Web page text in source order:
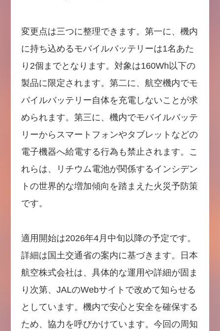
変更点は三つに整理できます。第一に、機内
に持ち込めるモバイルバッテリーは1名あた
り2個までとなります。対象は160Wh以下の
製品に限定されます。第二に、航空機内でモ
バイルバッテリー自体を充電しないことが求
められます。第三に、機内でモバイルバッテ
リーからスマートフォンやタブレットなどの
電子機器へ給電する行為も禁止されます。こ
れらは、リチウム電池が関係するインシデン
トの世界的な増加傾向を踏まえた火災予防策
です。
適用開始は2026年4月中旬以降の予定です。
詳細は国土交通省の案内に基づきます。日本
航空株式会社は、具体的な運用や詳細が固ま
り次第、JALのWebサイトで改めて知らせる
としています。機内で安心と安全を確保する
ため、協力を呼びかけています。今回の周知